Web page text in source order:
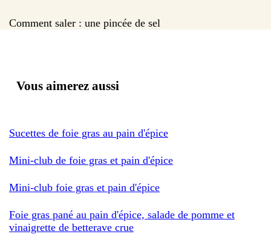
Comment saler : une pincée de sel
Vous aimerez aussi
Sucettes de foie gras au pain d'épice
Mini-club de foie gras et pain d'épice
Mini-club foie gras et pain d'épice
Foie gras pané au pain d'épice, salade de pomme et
vinaigrette de betterave crue